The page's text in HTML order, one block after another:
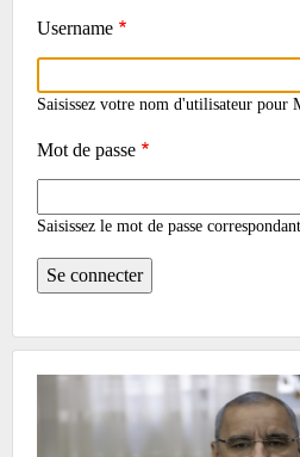
Username
Saisissez votre nom d'utilisateur pour
Mot de passe
Saisissez le mot de passe